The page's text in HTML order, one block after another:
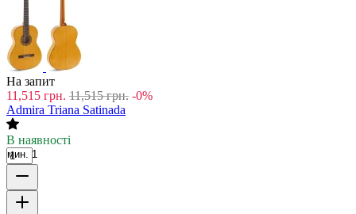
На запит
11,515 грн. 11,515 грн. -0%
Admira Triana Satinada
В наявності
мин. 1